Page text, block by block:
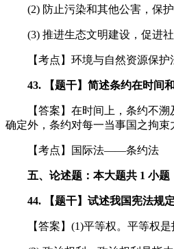
(2) 防止污染和其他公害，保护
(3) 推进生态文明建设，促进社
【考点】环境与自然资源保护
43. 【题干】简述条约在时间和
【答案】在时间上，条约不溯及
确定外，条约对每一当事国之拘束
【考点】国际法——条约法
五、论述题：本大题共 1 小题
44. 【题干】试述我国宪法规定
【答案】(1)平等权。平等权是